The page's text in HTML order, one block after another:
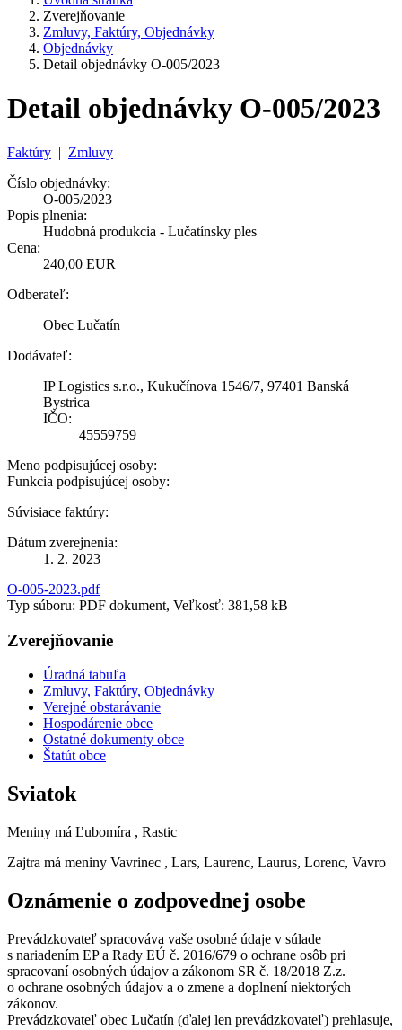
Zverejňovanie
Zmluvy, Faktúry, Objednávky
Objednávky
Detail objednávky O-005/2023
Detail objednávky O-005/2023
Faktúry | Zmluvy
Číslo objednávky:
O-005/2023
Popis plnenia:
Hudobná produkcia - Lučatínsky ples
Cena:
240,00 EUR
Odberateľ:
Obec Lučatín
Dodávateľ:
IP Logistics s.r.o., Kukučínova 1546/7, 97401 Banská
Bystrica
IČO:
45559759
Meno podpisujúcej osoby:
Funkcia podpisujúcej osoby:
Súvisiace faktúry:
Dátum zverejnenia:
1. 2. 2023
O-005-2023.pdf
Typ súboru: PDF dokument, Veľkosť: 381,58 kB
Zverejňovanie
Úradná tabuľa
Zmluvy, Faktúry, Objednávky
Verejné obstarávanie
Hospodárenie obce
Ostatné dokumenty obce
Štatút obce
Sviatok
Meniny má Ľubomíra , Rastic
Zajtra má meniny Vavrinec , Lars, Laurenc, Laurus, Lorenc, Vavro
Oznámenie o zodpovednej osobe
Prevádzkovateľ spracováva vaše osobné údaje v súlade
s nariadením EP a Rady EÚ č. 2016/679 o ochrane osôb pri
spracovaní osobných údajov a zákonom SR č. 18/2018 Z.z.
o ochrane osobných údajov a o zmene a doplnení niektorých
zákonov.
Prevádzkovateľ obec Lučatín (ďalej len prevádzkovateľ) prehlasuje,